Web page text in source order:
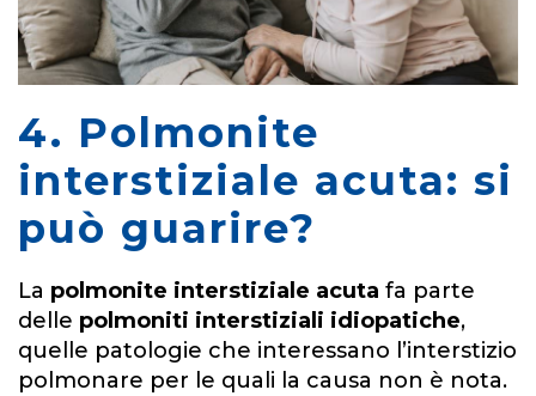
4. Polmonite
interstiziale acuta: si
può guarire?
La polmonite interstiziale acuta fa parte
delle polmoniti interstiziali idiopatiche,
quelle patologie che interessano l’interstizio
polmonare per le quali la causa non è nota.